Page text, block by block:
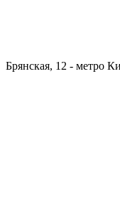
Брянская, 12 - метро